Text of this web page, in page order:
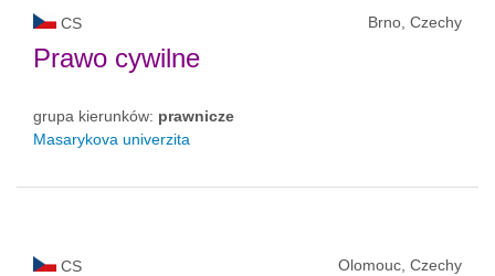
CS Brno, Czechy
Prawo cywilne
grupa kierunków: prawnicze
Masarykova univerzita
CS Olomouc, Czechy